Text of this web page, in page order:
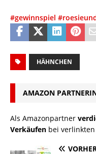
#gewinnspiel
HÄHNCHEN
AMAZON
Als Amazonpartner
Verkäufen bei